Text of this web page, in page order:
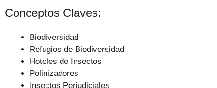
Conceptos Claves:
Biodiversidad
Refugios de Biodiversidad
Hoteles de Insectos
Polinizadores
Insectos Perjudiciales